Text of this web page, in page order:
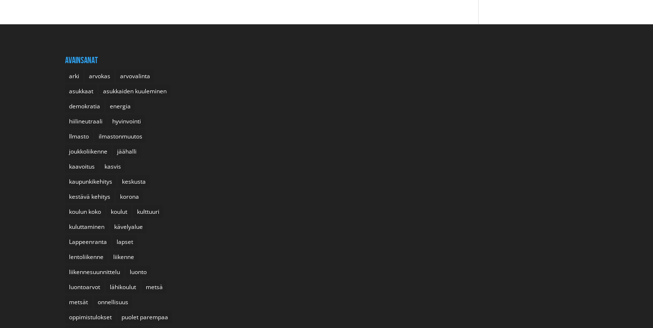
AVAINSANAT
arki arvokas
arvovalinta
asukkaat
asukkaiden kuuleminen
demokratia
energia
hiilineutraali
hyvinvointi
Ilmasto
ilmastonmuutos
joukkoliikenne
jäähalli
kaavoitus
kasvis
kaupunkikehitys
keskusta
kestävä kehitys
korona
koulun koko
koulut
kulttuuri
kuluttaminen
kävelyalue
Lappeenranta
lapset
lentoliikenne
liikenne
liikennesuunnittelu
luonto
luontoarvot
lähikoulut
metsä
metsät
onnellisuus
oppimistulokset
puolet parempaa